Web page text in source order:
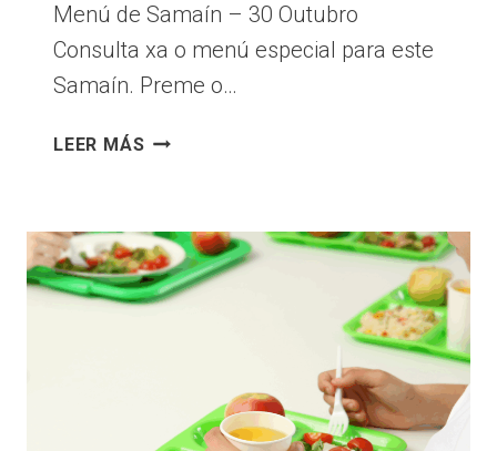
Menú de Samaín – 30 Outubro
Consulta xa o menú especial para este
Samaín. Preme o…
LEER MÁSMENÚ